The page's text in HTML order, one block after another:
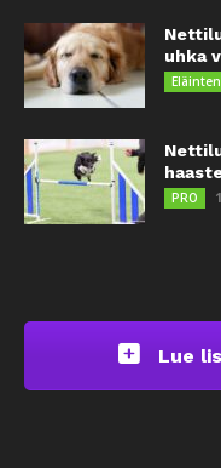
uhka
PRO
Lue